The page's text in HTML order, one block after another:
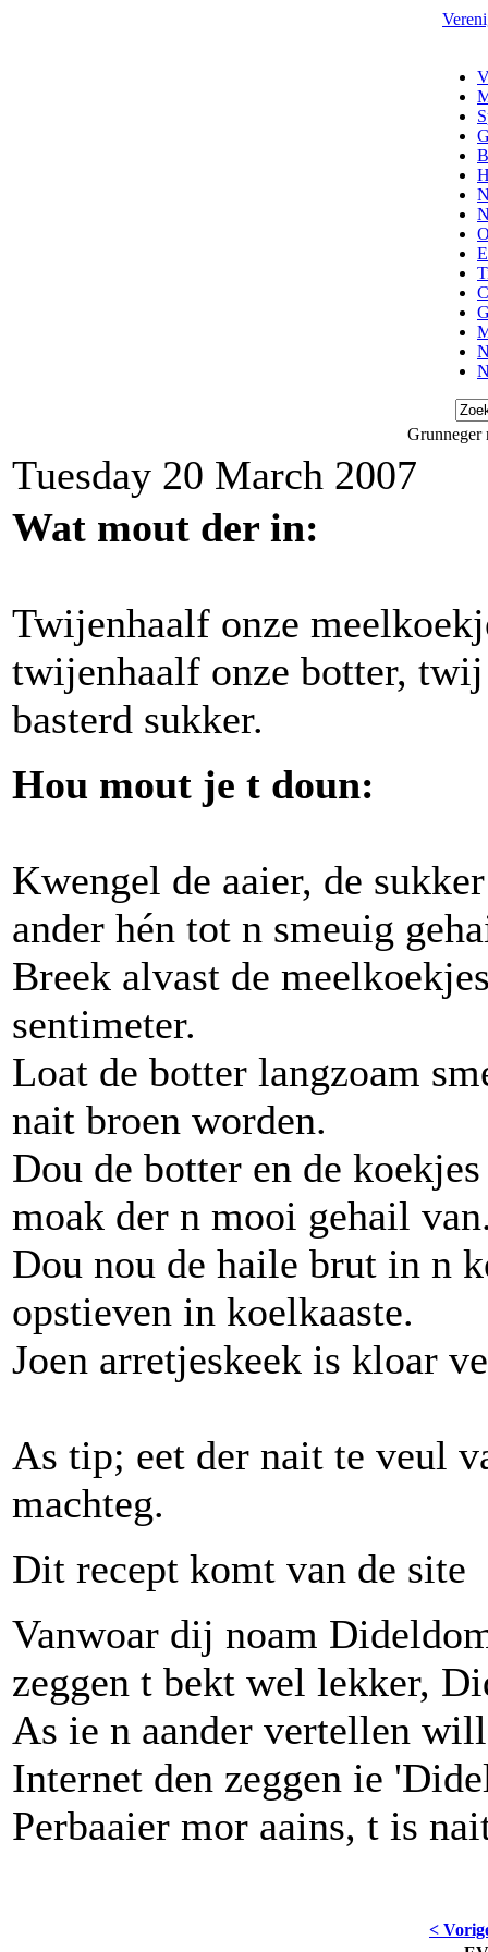
Grunneger
Tuesday 20 March 2007
Wat mout der in:
Twijenhaalf onze
twijenhaalf onze botter,
basterd sukker.
Hou mout je t doun:
Kwengel de aaier, de
ander hén tot n smeuig
Breek alvast de
sentimeter.
Loat de botter langzoam
nait broen worden.
Dou de botter en de
moak der n mooi gehail
Dou nou de haile brut in n
opstieven in koelkaaste.
Joen arretjeskeek is kloar
As tip; eet der nait te veul
machteg.
Dit recept komt van de
Vanwoar dij noam
zeggen t bekt wel lekker,
As ie n aander vertellen
Internet den zeggen ie
Perbaaier mor aains, t is
<